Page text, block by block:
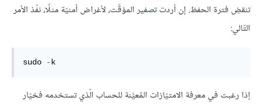
تنقضِ فترة الحفظ. إن أردت تصفير المؤقّت، لأغراض أمنيّة مثلًا، نفّذ الأمر
التّالي:
sudo -k
إذا رغبت في معرفة الامتيّازات المُعيَّنة للحساب الّذي تستخدمه فخيّار